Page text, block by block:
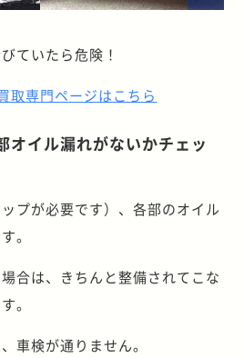
ていたら危険！
取専門ページはこちら
オイル漏れがないかチェッ
プが必要です）、各部のオイル
。
合は、きちんと整備されてこな
。
車検が通りません。